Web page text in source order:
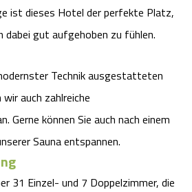
Last Minute
Kataloge
Videos
Tiere
Unterkünfte
Naturhotels
Urlaub mit Hund
Kart & Bowl
verrückte Haus
Trampolin-Park
& Führungen Celle
ist dieses Hotel der perfekte Platz,
dabei gut aufgehoben zu fühlen.
Technik ausgestatteten
auch zahlreiche
Gerne können Sie auch nach einem
Sauna entspannen.
31 Einzel- und 7 Doppelzimmer, die